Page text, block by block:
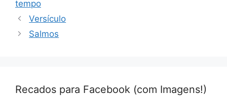
tempo
Versículo
Salmos
Recados para Facebook (com Imagens!)